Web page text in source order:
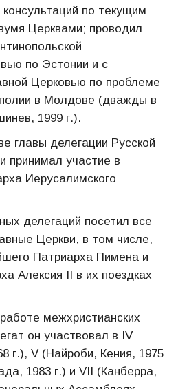
консультаций по текущим
Церквами; проводил
по Эстонии и с
Церковью по проблеме
в Молдове (дважды в
1999 г.).
главы делегации Русской
принимал участие в
Иерусалимского
делегаций посетил все
Церкви, в том числе,
Патриарха Пимена и
Алексия II в их поездках
межхристианских
он участвовал в IV
г.), V (Найроби, Кения, 1975
1983 г.) и VII (Канберра,